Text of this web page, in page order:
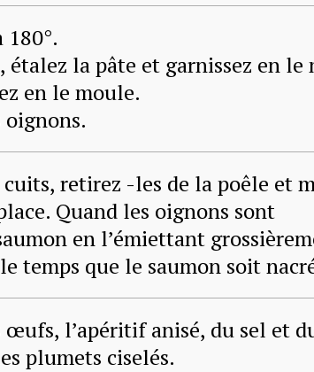
la pâte et garnissez en le
en le moule.
oignons.
retirez -les de la poêle et
Quand les oignons sont
en l’émiettant
temps que le saumon soit
œufs, l’apéritif anisé, du sel et
plumets ciselés.